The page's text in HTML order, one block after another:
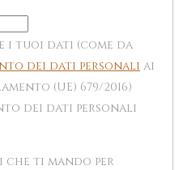
i tuoi dati (come da
dei dati personali ai
(UE) 679/2016)
dei dati personali
che ti mando per